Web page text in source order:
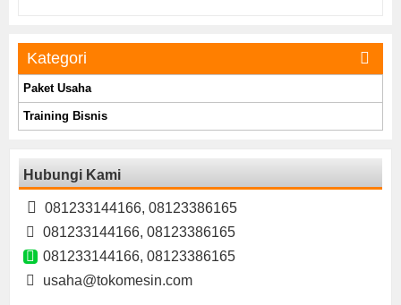
Kategori
Paket Usaha
Training Bisnis
Hubungi Kami
081233144166, 08123386165
081233144166, 08123386165
081233144166, 08123386165
usaha@tokomesin.com